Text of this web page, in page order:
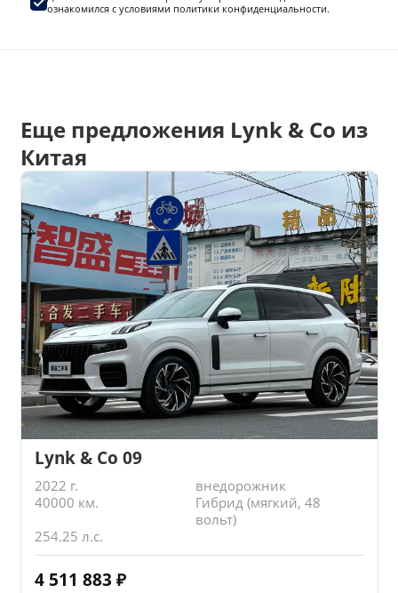
ознакомился с условиями политики конфиденциальности.
Еще предложения Lynk & Co из
Китая
Lynk & Co 09
2022 г.
внедорожник
40000 км.
Гибрид (мягкий, 48
вольт)
254.25 л.с.
4 511 883 ₽